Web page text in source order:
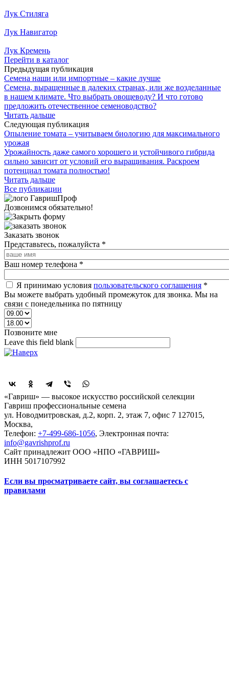
Лук Стиляга
Лук Навигатор
Лук Кремень
Перейти в каталог
Предыдущая публикация
Семена наши или импортные – какие лучше
Семена, выращенные в далеких странах, или же возделанные
в нашем климате. Что выбрать овощеводу? И что готово
предложить отечественное семеноводство?
Читать дальше
Следующая публикация
Опыление томата – учитываем биологию для максимального
урожая
Урожайность даже самого хорошего и устойчивого гибрида
сильно зависит от условий его выращивания. Раскроем
потенциал томата полностью!
Читать дальше
Все публикации
Дозвонимся обязательно!
Заказать звонок
Представьтесь, пожалуйста *
Ваш номер телефона *
Я принимаю условия пользовательского соглашения *
Вы можете выбрать удобный промежуток для звонка. Мы на
связи с понедельника по пятницу
Позвоните мне
Leave this field blank
«Гавриш» — высокое искусство российской селекции
Гавриш профессиональные семена
ул. Новодмитровская, д.2, корп. 2, этаж 7, офис 7 127015,
Москва,
Телефон: +7-499-686-1056, Электронная почта:
info@gavrishprof.ru
Сайт принадлежит ООО «НПО «ГАВРИШ»
ИНН 5017107992
Если вы просматриваете сайт, вы соглашаетесь с
правилами